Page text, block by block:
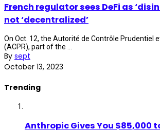
French regulator sees DeFi as
not ‘decentralized’
On Oct. 12, the Autorité de Contrôle Prudentiel
(ACPR), part of the ...
By sept
October 13, 2023
Trending
Anthropic Gives You $85,000